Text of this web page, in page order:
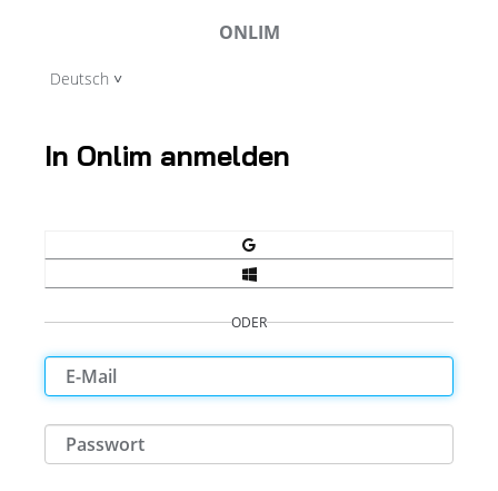
ONLIM
Deutsch
In Onlim anmelden
ODER